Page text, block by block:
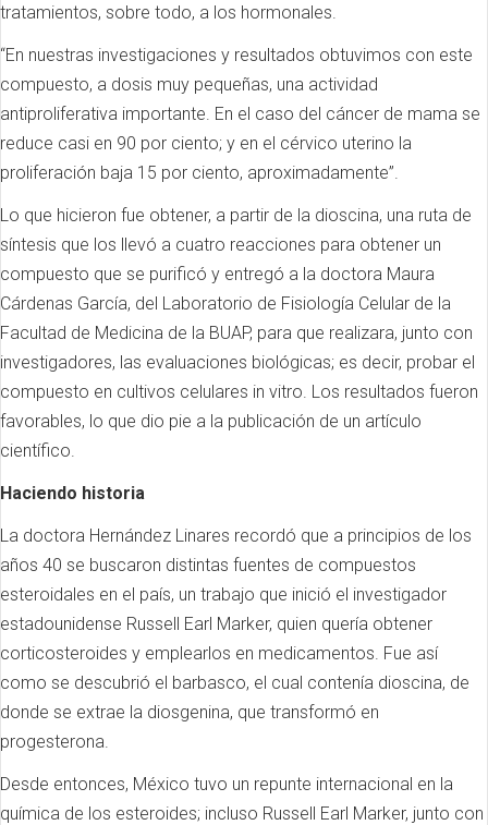
tratamientos, sobre todo, a los hormonales.
“En nuestras investigaciones y resultados obtuvimos con este
compuesto, a dosis muy pequeñas, una actividad
antiproliferativa importante. En el caso del cáncer de mama se
reduce casi en 90 por ciento; y en el cérvico uterino la
proliferación baja 15 por ciento, aproximadamente”.
Lo que hicieron fue obtener, a partir de la dioscina, una ruta de
síntesis que los llevó a cuatro reacciones para obtener un
compuesto que se purificó y entregó a la doctora Maura
Cárdenas García, del Laboratorio de Fisiología Celular de la
Facultad de Medicina de la BUAP, para que realizara, junto con
investigadores, las evaluaciones biológicas; es decir, probar el
compuesto en cultivos celulares in vitro. Los resultados fueron
favorables, lo que dio pie a la publicación de un artículo
científico.
Haciendo historia
La doctora Hernández Linares recordó que a principios de los
años 40 se buscaron distintas fuentes de compuestos
esteroidales en el país, un trabajo que inició el investigador
estadounidense Russell Earl Marker, quien quería obtener
corticosteroides y emplearlos en medicamentos. Fue así
como se descubrió el barbasco, el cual contenía dioscina, de
donde se extrae la diosgenina, que transformó en
progesterona.
Desde entonces, México tuvo un repunte internacional en la
química de los esteroides; incluso Russell Earl Marker, junto con